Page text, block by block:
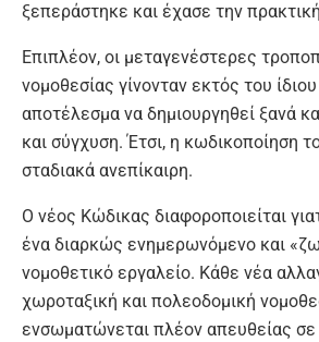
ξεπεράστηκε και έχασε την
Επιπλέον, οι μεταγενέστερες
νομοθεσίας γίνονταν εκτός του
αποτέλεσμα να δημιουργηθεί ξανά
και σύγχυση. Έτσι, η κωδικοποίηση
σταδιακά ανεπίκαιρη.
Ο νέος Κώδικας διαφοροποιείται
ένα διαρκώς ενημερωνόμενο και
νομοθετικό εργαλείο. Κάθε νέα
χωροταξική και πολεοδομική
ενσωματώνεται πλέον απευθείας